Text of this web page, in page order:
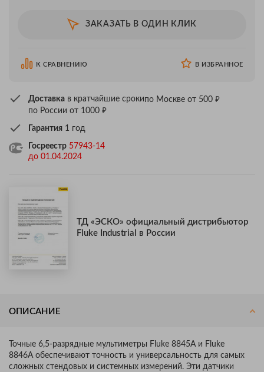
ЗАКАЗАТЬ В ОДИН КЛИК
К СРАВНЕНИЮ В ИЗБРАННОЕ
Доставка в кратчайшие срокипо Москве от 500 ₽
по России от 1000 ₽
Гарантия 1 год
Госреестр 57943-14
до 01.04.2024
ТД «ЭСКО» официальный дистрибьютор
Fluke Industrial в России
ОПИСАНИЕ
Точные 6,5-разрядные мультиметры Fluke 8845A и Fluke
8846A обеспечивают точность и универсальность для самых
сложных стендовых и системных измерений. Эти датчики